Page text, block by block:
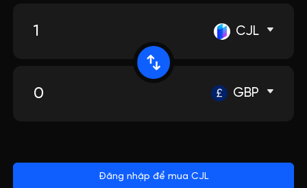
CJL
GBP
Đăng nhập để mua CJL